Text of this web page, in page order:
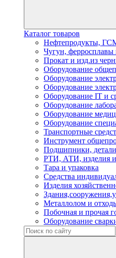
Каталог товаров
Нефтепродукты,
Чугун,
Прокат и изд.из
Оборудование
Оборудование
Оборудование
Оборудование IT и
Оборудование
Оборудование
Оборудование
Транспортные
Инструмент
Подшипники,
РТИ, АТИ, изделия
Тара и упаковка
Средства
Изделия
Металлолом и
Побочная и прочая
Оборудование